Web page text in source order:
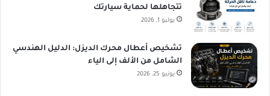
تتجاهلها لحماية سيارتك
يوليو 1, 2026
تشخيص أعطال محرك الديزل: الدليل الهندسي
الشامل من الألف إلى الياء
يونيو 25, 2026